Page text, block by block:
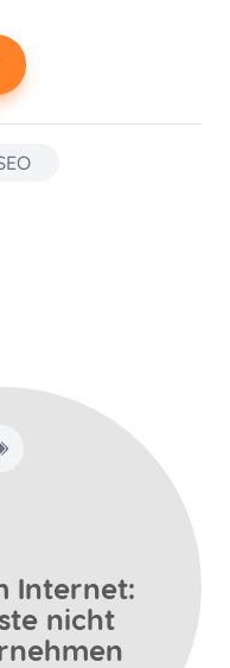
Internet:
nicht